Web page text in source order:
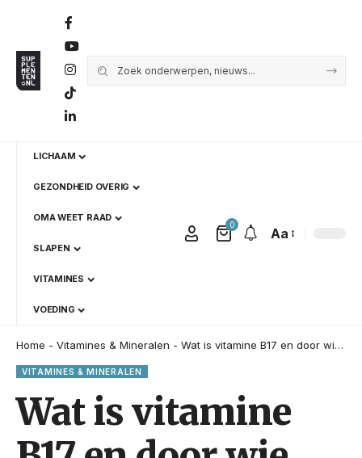
LICHAAM
GEZONDHEID OVERIG
OMA WEET RAAD
SLAPEN
VITAMINES
VOEDING
0
Aa
Home - Vitamines & Mineralen - Wat is vitamine B17 en door wie wordt het veelal gebruikt?
VITAMINES & MINERALEN
Wat is vitamine